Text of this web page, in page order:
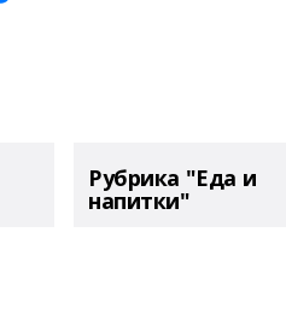
Рубрика "Еда и
напитки"